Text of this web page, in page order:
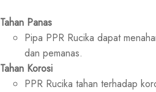
Tahan Panas
Pipa PPR Rucika dapat
dan pemanas.
Tahan Korosi
PPR Rucika tahan terhadap